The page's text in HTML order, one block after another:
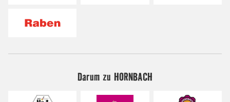
Darum zu HORNBACH